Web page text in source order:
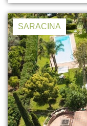
SARACINA